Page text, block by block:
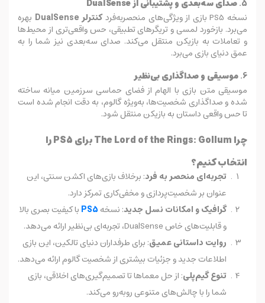
5. صدای سه‌بعدی و پشتیبانی از DualSense
نسخه PS5 بازی از ویژگی‌های منحصربه‌فرد
کنترلر DualSense
بهره
می‌برد. بازخورد لمسی و تریگرهای تطبیقی، حس واقعی‌تری از محیط‌ها
و تعاملات به بازیکن منتقل می‌کند. صدای سه‌بعدی نیز شما را به
عمق دنیای بازی می‌برد.
6. موسیقی و صداگذاری بی‌نظیر
موسیقی متن بازی با الهام از فضای حماسی سرزمین میانه ساخته
شده و صداگذاری شخصیت‌ها، به‌ویژه گالوم، به دقت انجام شده است
تا حس واقعی داستان به بازیکن منتقل شود.
چرا The Lord of the Rings: Gollum برای PS5 را
انتخاب کنیم؟
تجربه‌ای منحصر به فرد: برخلاف بازی‌های اکشن سنتی، این
عنوان بر شخصیت‌پردازی و مخفی‌کاری تمرکز دارد.
گرافیک و امکانات نسل جدید: نسخه PS5 با کیفیت بصری بالا
و قابلیت‌های خاص DualSense، تجربه‌ای بی‌نظیر ارائه می‌دهد.
روایت داستانی عمیق: برای طرفداران دنیای تالکین، این بازی
اطلاعات جدید و جزئیات بیشتری از شخصیت گالوم ارائه می‌دهد.
تنوع گیم‌پلی: از حل معماها تا تصمیم‌گیری‌های اخلاقی، بازی
شما را با چالش‌های متنوعی روبه‌رو می‌کند.